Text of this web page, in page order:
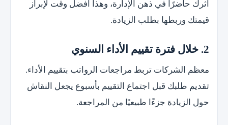
أثرك حاضرًا في ذهن الإدارة، وهذا أفضل وقت لإبراز
قيمتك وربطها بطلب الزيادة.
2. خلال فترة تقييم الأداء السنوي
معظم الشركات تربط مراجعات الرواتب بتقييم الأداء.
تقديم طلبك قبل اجتماع التقييم بأسبوع يجعل النقاش
حول الزيادة جزءًا طبيعيًا من المراجعة.